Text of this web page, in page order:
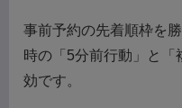
事前予約の先着順枠を
時の「5分前行動」と
効です。